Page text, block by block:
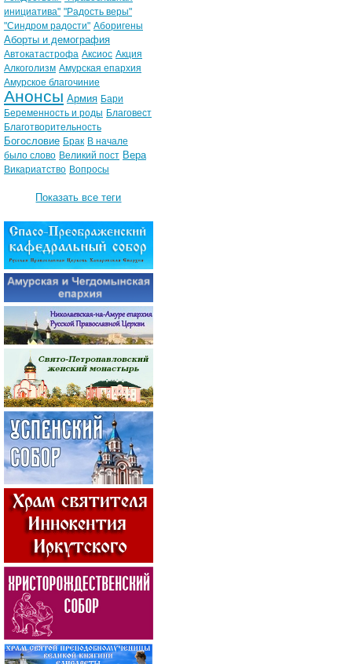
инициатива" "Радость веры"
"Синдром радости" Аборигены
Аборты и демография
Автокатастрофа Аксиос Акция
Алкоголизм Амурская епархия
Амурское благочиние
Анонсы Армия Бари
Беременность и роды Благовест
Благотворительность
Богословие Брак В начале
было слово Великий пост Вера
Викариатство Вопросы
Показать все теги